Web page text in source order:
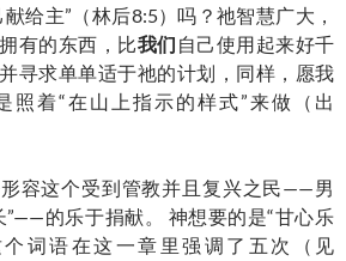
献给主”（林后8:5）吗？祂智慧广大，
有的东西，比我们 自己使用起来好千
寻求单单适于祂的计划，同样，愿我
照着“在山上指示的样式”来做（出
容这个受到管教并且复兴之民——男
”——的乐于捐献。 神想要的是“甘心乐
词语在这一章里强调了五次（见